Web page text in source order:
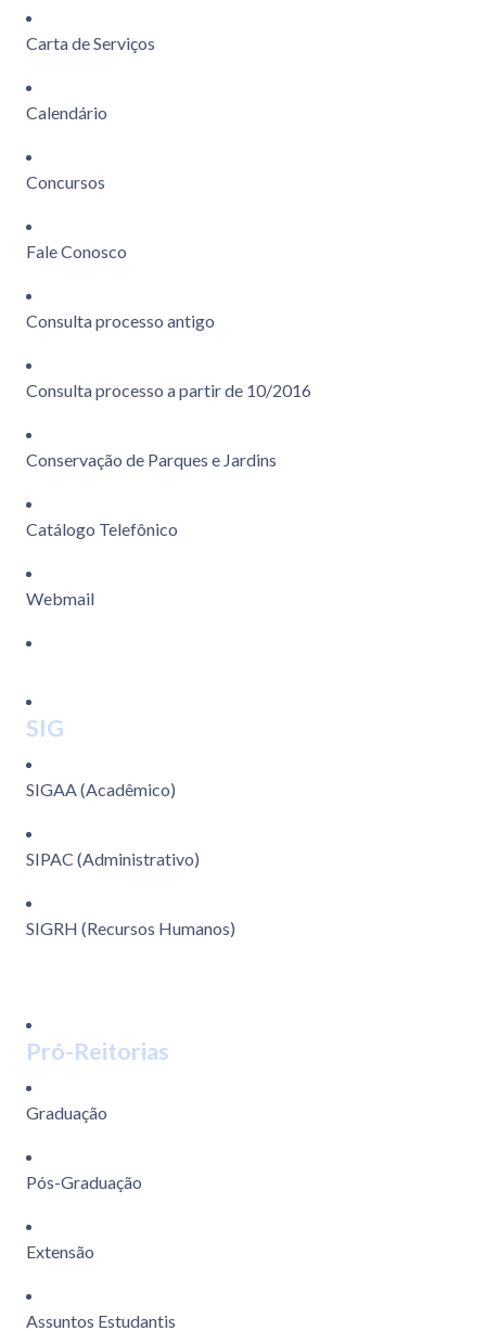
Carta de Serviços
Calendário
Concursos
Fale Conosco
Consulta processo antigo
Consulta processo a partir de 10/2016
Conservação de Parques e Jardins
Catálogo Telefônico
Webmail
SIG
SIGAA (Acadêmico)
SIPAC (Administrativo)
SIGRH (Recursos Humanos)
Pró-Reitorias
Graduação
Pós-Graduação
Extensão
Assuntos Estudantis